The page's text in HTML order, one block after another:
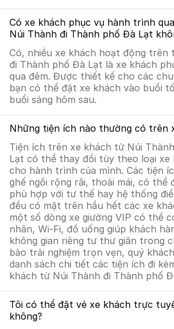
Có xe khách phục vụ hành trình
Núi Thành đi Thành phố Đà Lạt
Có, nhiều xe khách hoạt động trên
đi Thành phố Đà Lạt là xe khách
qua đêm. Được thiết kế cho các
bạn có thể đặt xe khách vào buổi
buổi sáng hôm sau.
Những tiện ích nào thường có trên
Tiện ích trên xe khách từ Núi
Lạt có thể thay đổi tùy theo loại xe
cho hành trình của mình. Các tiện
ghế ngồi rộng rãi, thoải mái, có thể
phù hợp với tư thế hay hệ thống
đều có mặt trên hầu hết các xe
một số dòng xe giường VIP có thể
nhân, Wi-Fi, đồ uống giúp khách
không gian riêng tư thư giãn trong
bảo trải nghiệm trọn vẹn, quý
danh sách chi tiết các tiện ích đi
khách từ Núi Thành đi Thành phố
Tôi có thể đặt vé xe khách trực
không?